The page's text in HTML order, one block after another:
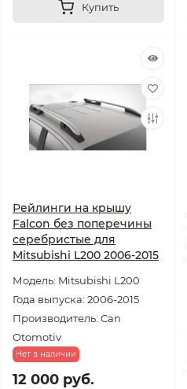
Купить
Рейлинги на крышу
Falcon без поперечины
серебристые для
Mitsubishi L200 2006-2015
Модель: Mitsubishi L200
Года выпуска: 2006-2015
Производитель: Can
Otomotiv
Нет в наличии
12 000 руб.